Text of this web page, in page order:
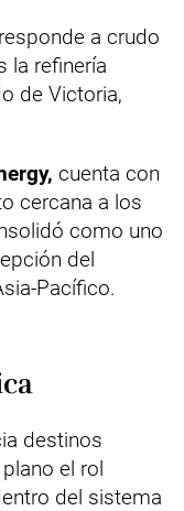
a crudo
la refinería
de Victoria,
cuenta con
cercana a los
como uno
del
Pacífico.
destinos
el rol
del sistema